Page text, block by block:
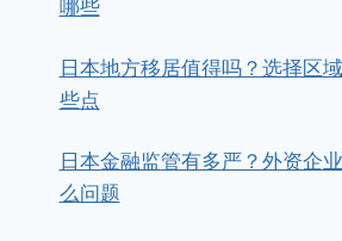
哪些
日本地方移居值得吗？选择区
些点
日本金融监管有多严？外资企
么问题